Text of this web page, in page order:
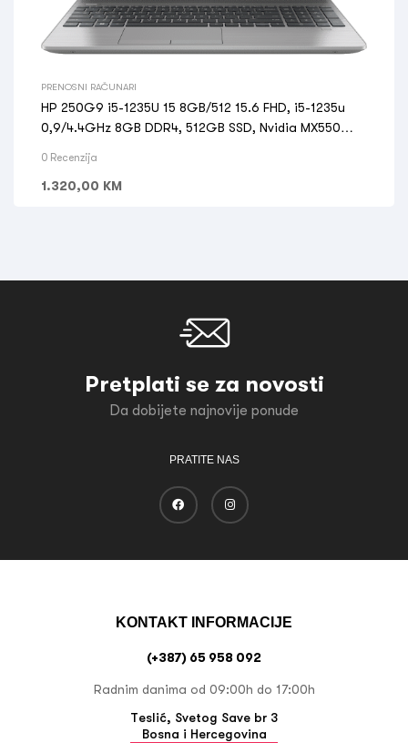
PRENOSNI RAČUNARI
HP 250G9 i5-1235U 15 8GB/512 15.6 FHD, i5-1235u
0,9/4.4GHz 8GB DDR4, 512GB SSD, Nvidia MX550
0 Recenzija
1.320,00 KM
Pretplati se za novosti
Da dobijete najnovije ponude
PRATITE NAS
KONTAKT INFORMACIJE
(+387) 65 958 092
Radnim danima od 09:00h do 17:00h
Teslić, Svetog Save br 3
Bosna i Hercegovina